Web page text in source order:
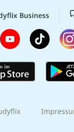
Business